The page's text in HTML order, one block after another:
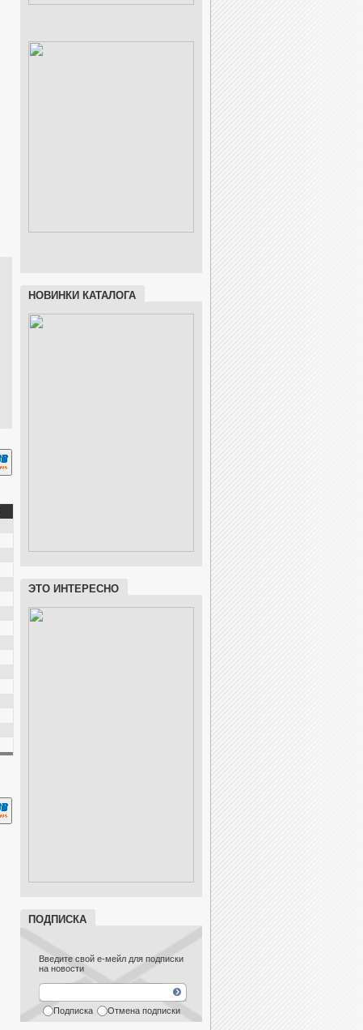
НОВИНКИ КАТАЛОГА
ЭТО ИНТЕРЕСНО
ПОДПИСКА
Введите свой е-мейл для подписки
на новости
Подписка Отмена подписки